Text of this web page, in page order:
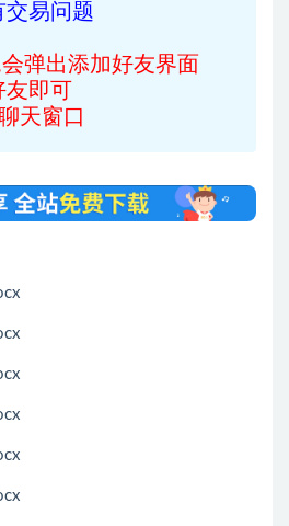
交易问题
弹出添加好友界面
即可
天窗口